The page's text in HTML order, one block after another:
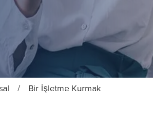
/ Bir İşletme Kurmak